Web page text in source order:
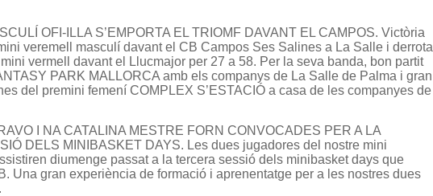
OFI-ILLA S’EMPORTA EL TRIOMF DAVANT EL CAMPOS. Victòria
veremell masculí davant el CB Campos Ses Salines a La Salle i derrota
vermell davant el Llucmajor per 27 a 58. Per la seva banda, bon partit
PARK MALLORCA amb els companys de La Salle de Palma i gran
del premini femení COMPLEX S’ESTACIÓ a casa de les companyes de
I NA CATALINA MESTRE FORN CONVOCADES PER A LA
DELS MINIBASKET DAYS. Les dues jugadores del nostre mini
diumenge passat a la tercera sessió dels minibasket days que
Una gran experiència de formació i aprenentatge per a les nostres dues